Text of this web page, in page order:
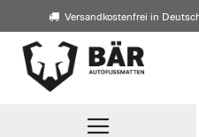
Versandkostenfrei in
Direkt
zum
Inhalt